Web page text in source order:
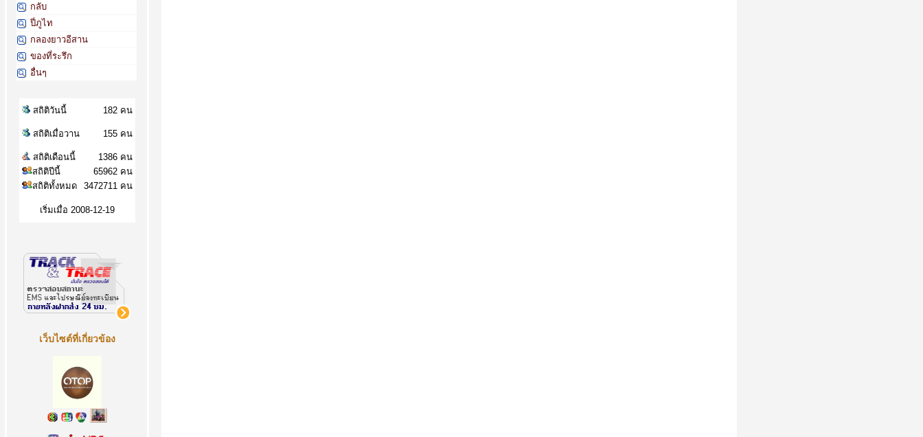
กลับ
ปี่ภูไท
กลองยาวอีสาน
ของที่ระรึก
อื่นๆ
สถิติวันนี้ 182 คน
สถิติเมื่อวาน 155 คน
สถิติเดือนนี้
สถิติปีนี้
สถิติทั้งหมด
1386 คน
65962 คน
3472711 คน
เริ่มเมื่อ 2008-12-19
เว็บไซต์ที่เกี่ยวข้อง